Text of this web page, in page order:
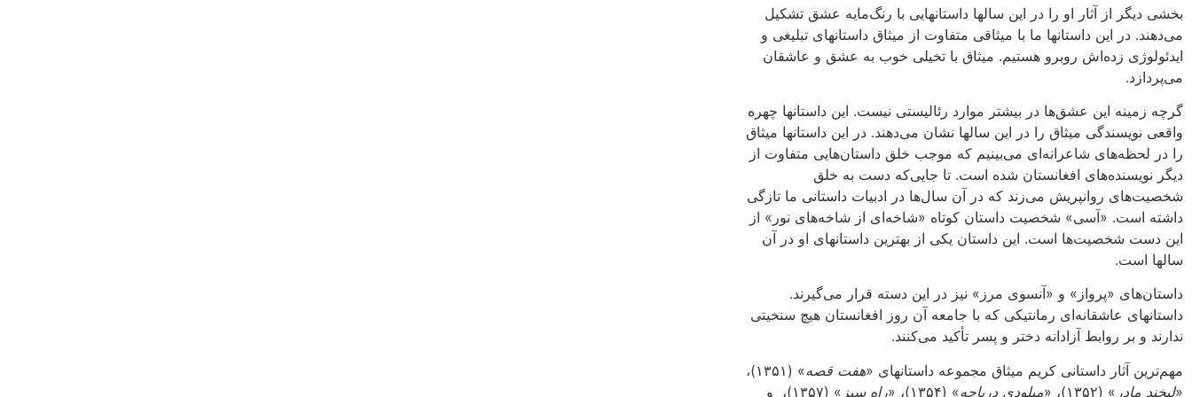
بخشی دیگر از آثار او را در این سالها داستانهایی با رنگ‌مایه‌ عشق تشکیل
می‌دهند. در این داستانها ما با میثاقی متفاوت از میثاق داستانهای تبلیغی و
ایدئولوژی زده‌اش روبرو هستیم. میثاق با تخیلی خوب به عشق و عاشقان
می‌پردازد.
گرچه زمینه‌ این عشق‌ها در بیشتر موارد رئالیستی نیست‌. این داستانها چهره
واقعی نویسندگی میثاق را در این سالها نشان می‌دهند. در این داستانها میثاق
را در لحظه‌های شاعرانه‌ای می‌بینیم که موجب خلق داستان‌هایی متفاوت از
دیگر نویسنده‌‌های افغانستان شده است. تا جایی‌که دست به خلق
شخصیت‌های روانپریش می‌زند که در آن سال‌ها در ادبیات داستانی ما تازگی
داشته است. «آسی» شخصیت داستان کوتاه «شاخه‌‌ای از شاخه‌های نور» از
این دست شخصیت‌ها است. این داستان یکی از بهترین داستانهای او در آن
سالها است.
داستان‌های «پرواز» و «آنسوی مرز» نیز در این دسته قرار می‌گیرند.
داستانهای عاشقانه‌ای رمانتیکی که با جامعه‌ آن روز افغانستان هیچ سنخیتی
ندارند و بر روابط آزادانه دختر و پسر تأکید می‌کنند‌.‌
مهم‌ترین آثار داستانی کریم میثاق ‌مجموعه‌ داستانهای «‌هفت قصه
»‌ (۱۳۵۱)،
«لبخند مادر »‌ (۱۳۵۲)، «‌ میلودی دریاچه»‌ (۱۳۵۴)،‌ «‌ راه سبز »‌ (۱۳۵۷)، ‌ و